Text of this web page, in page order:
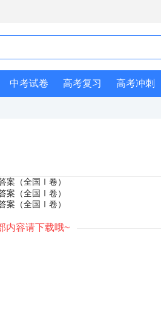
中考试卷 高考复习 高考冲刺
内容请下载哦~